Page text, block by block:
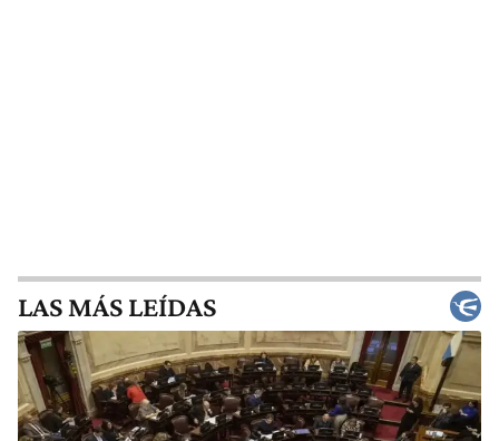
LAS MÁS LEÍDAS